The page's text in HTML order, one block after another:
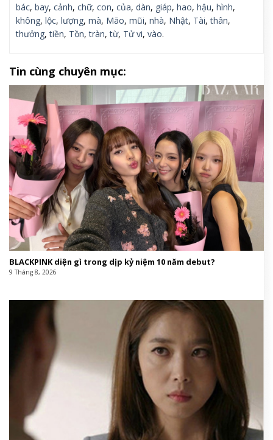
bác, bay, cảnh, chữ, con, của, dàn, giáp, hao, hậu, hình,
không, lộc, lượng, mà, Mão, mũi, nhà, Nhật, Tài,thân,
thưởng,tiền, Tồn,tràn,từ, Tử vi, vào.
Tin cùng chuyên mục:
BLACKPINK diện gì trong dịp kỷ niệm 10 năm debut?
9 Tháng 8, 2026